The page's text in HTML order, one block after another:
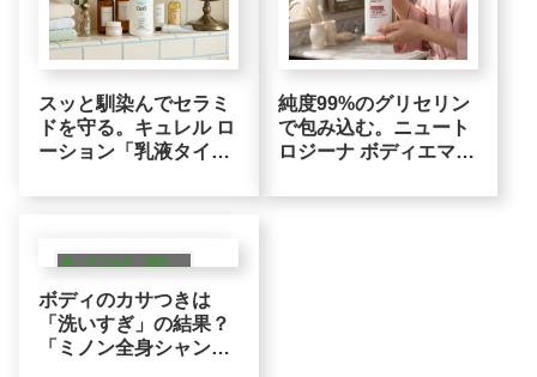
スッと馴染んでセラミ
ドを守る。キュレル ロ
ーション「乳液タイ
純度99%のグリセリン
で包み込む。ニュート
ロジーナ ボディエマル
ング」
ボディのカサつきは
「洗いすぎ」の結果？
「ミノン全身シャンプ